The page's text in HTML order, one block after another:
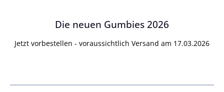
Die neuen Gumbies 2026
Jetzt vorbestellen - voraussichtlich Versand am 17.03.2026